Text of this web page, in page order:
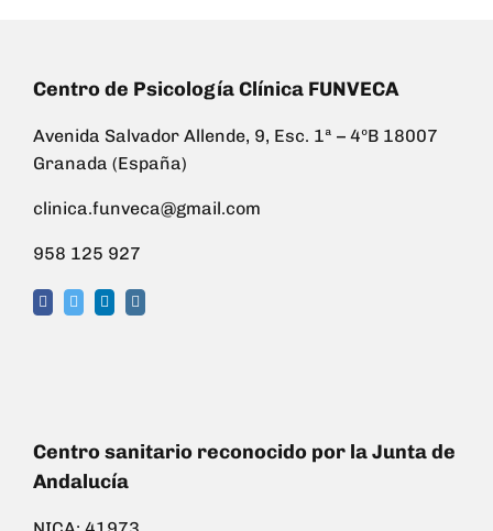
Centro de Psicología Clínica FUNVECA
Avenida Salvador Allende, 9, Esc. 1ª – 4ºB 18007
Granada (España)
clinica.funveca@gmail.com
958 125 927
Centro sanitario reconocido por la Junta de
Andalucía